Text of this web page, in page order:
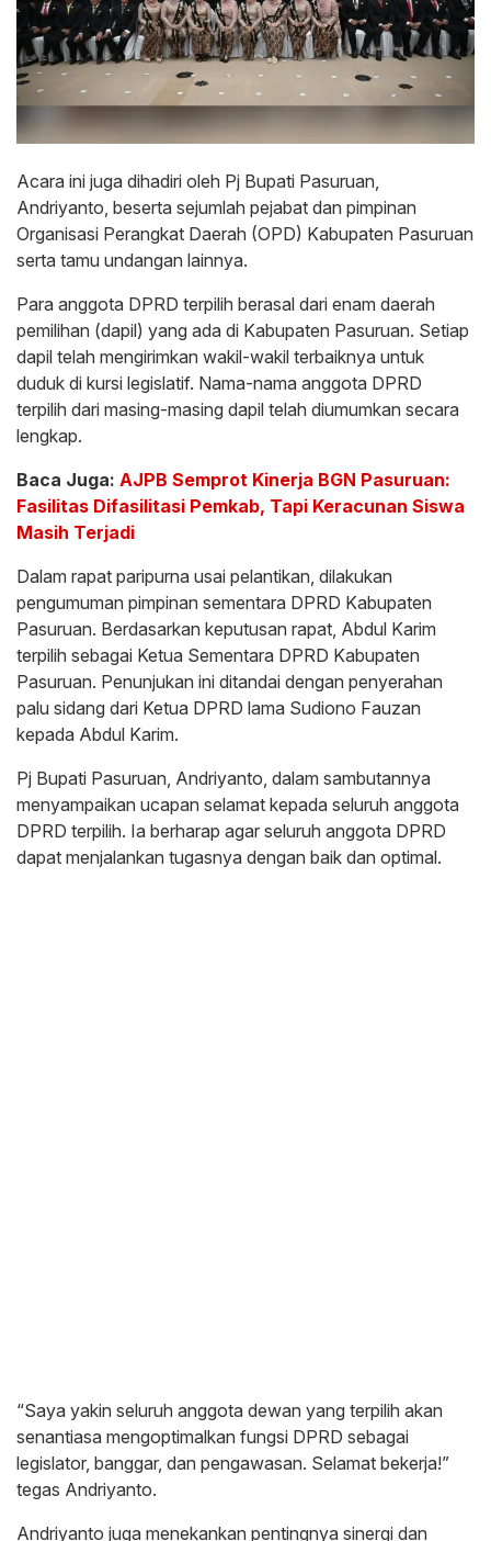
Acara ini juga dihadiri oleh Pj Bupati Pasuruan,
Andriyanto, beserta sejumlah pejabat dan pimpinan
Organisasi Perangkat Daerah (OPD) Kabupaten Pasuruan
serta tamu undangan lainnya.
Para anggota DPRD terpilih berasal dari enam daerah
pemilihan (dapil) yang ada di Kabupaten Pasuruan. Setiap
dapil telah mengirimkan wakil-wakil terbaiknya untuk
duduk di kursi legislatif. Nama-nama anggota DPRD
terpilih dari masing-masing dapil telah diumumkan secara
lengkap.
Baca Juga: AJPB Semprot Kinerja BGN Pasuruan:
Fasilitas Difasilitasi Pemkab, Tapi Keracunan Siswa
Masih Terjadi
Dalam rapat paripurna usai pelantikan, dilakukan
pengumuman pimpinan sementara DPRD Kabupaten
Pasuruan. Berdasarkan keputusan rapat, Abdul Karim
terpilih sebagai Ketua Sementara DPRD Kabupaten
Pasuruan. Penunjukan ini ditandai dengan penyerahan
palu sidang dari Ketua DPRD lama Sudiono Fauzan
kepada Abdul Karim.
Pj Bupati Pasuruan, Andriyanto, dalam sambutannya
menyampaikan ucapan selamat kepada seluruh anggota
DPRD terpilih. Ia berharap agar seluruh anggota DPRD
dapat menjalankan tugasnya dengan baik dan optimal.
“Saya yakin seluruh anggota dewan yang terpilih akan
senantiasa mengoptimalkan fungsi DPRD sebagai
legislator, banggar, dan pengawasan. Selamat bekerja!”
tegas Andriyanto.
Andriyanto juga menekankan pentingnya sinergi dan